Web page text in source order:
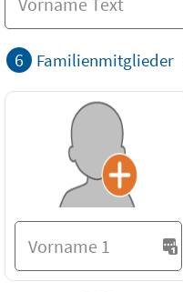
6 Familienmitglieder